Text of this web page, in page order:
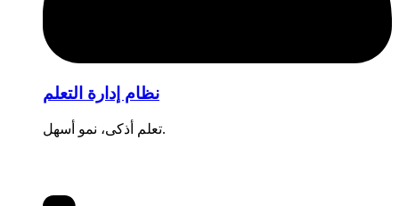
نظام إدارة التعلم
تعلم أذكى، نمو أسهل.